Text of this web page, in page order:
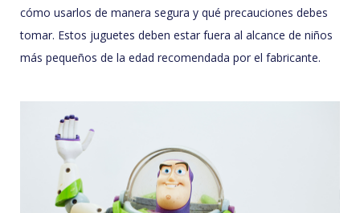
cómo usarlos de manera segura y qué precauciones debes
tomar. Estos juguetes deben estar fuera al alcance de niños
más pequeños de la edad recomendada por el fabricante.